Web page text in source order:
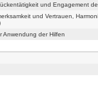
und Engagement
und Vertrauen,
Anwendung der Hilfen